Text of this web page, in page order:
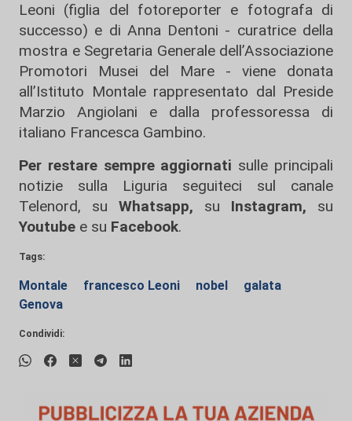
Leoni (figlia del fotoreporter e fotografa di
successo) e di Anna Dentoni - curatrice della
mostra e Segretaria Generale dell’Associazione
Promotori Musei del Mare - viene donata
all’Istituto Montale rappresentato dal Preside
Marzio Angiolani e dalla professoressa di
italiano Francesca Gambino.
Per restare sempre aggiornati sulle principali
notizie sulla Liguria seguiteci sul canale
Telenord, su
Whatsapp, su Instagram, su
Youtube e su Facebook.
Tags:
Montale francesco Leoni nobel
galata
Genova
Condividi: